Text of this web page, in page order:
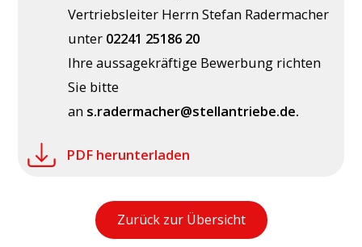
Vertriebsleiter Herrn Stefan Radermacher
unter 02241 25186 20
Ihre aussagekräftige Bewerbung richten
Sie bitte
an s.radermacher@stellantriebe.de.
PDF herunterladen
Zurück zur Übersicht